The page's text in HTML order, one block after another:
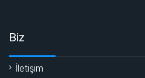
Biz
İletişim